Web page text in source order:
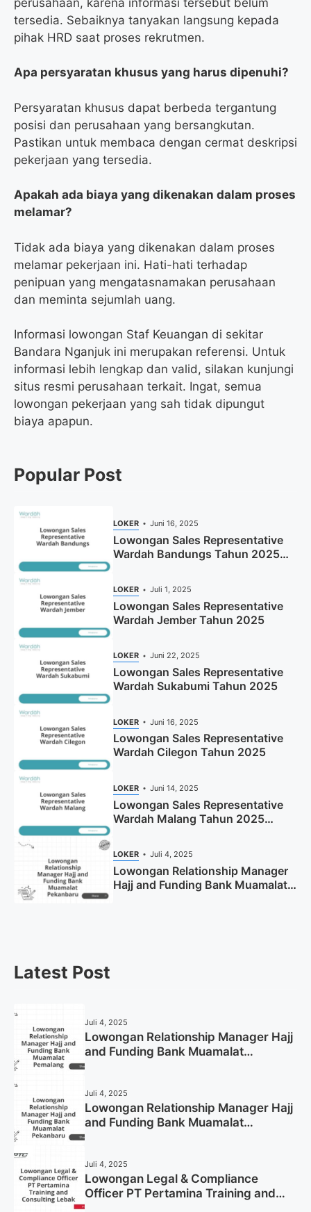
tersedia. Sebaiknya tanyakan langsung kepada
pihak HRD saat proses rekrutmen.
Apa persyaratan khusus yang harus dipenuhi?
Persyaratan khusus dapat berbeda tergantung
posisi dan perusahaan yang bersangkutan.
Pastikan untuk membaca dengan cermat deskripsi
pekerjaan yang tersedia.
Apakah ada biaya yang dikenakan dalam proses
melamar?
Tidak ada biaya yang dikenakan dalam proses
melamar pekerjaan ini. Hati-hati terhadap
penipuan yang mengatasnamakan perusahaan
dan meminta sejumlah uang.
Informasi lowongan Staf Keuangan di sekitar
Bandara Nganjuk ini merupakan referensi. Untuk
informasi lebih lengkap dan valid, silakan kunjungi
situs resmi perusahaan terkait. Ingat, semua
lowongan pekerjaan yang sah tidak dipungut
biaya apapun.
Popular Post
LOKER Juni 16, 2025
Lowongan Sales Representative
Wardah Bandungs Tahun 2025
LOKER Juli 1, 2025
Lowongan Sales Representative
Wardah Jember Tahun 2025
LOKER Juni 22, 2025
Lowongan Sales Representative
Wardah Sukabumi Tahun 2025
LOKER Juni 16, 2025
Lowongan Sales Representative
Wardah Cilegon Tahun 2025
LOKER Juni 14, 2025
Lowongan Sales Representative
Wardah Malang Tahun 2025
LOKER Juli 4, 2025
Lowongan Relationship Manager
Hajj and Funding Bank Muamalat
Latest Post
Juli 4, 2025
Lowongan Relationship Manager Hajj
and Funding Bank Muamalat
Juli 4, 2025
Lowongan Relationship Manager Hajj
and Funding Bank Muamalat
Juli 4, 2025
Lowongan Legal & Compliance
Officer PT Pertamina Training and